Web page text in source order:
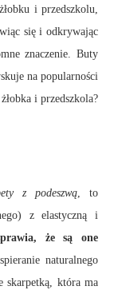
i przedszkolu,
się i odkrywając
znaczenie. Buty
na popularności
i przedszkola?
z podeszwą, to
z elastyczną i
że są one
naturalnego
skarpetką, która ma